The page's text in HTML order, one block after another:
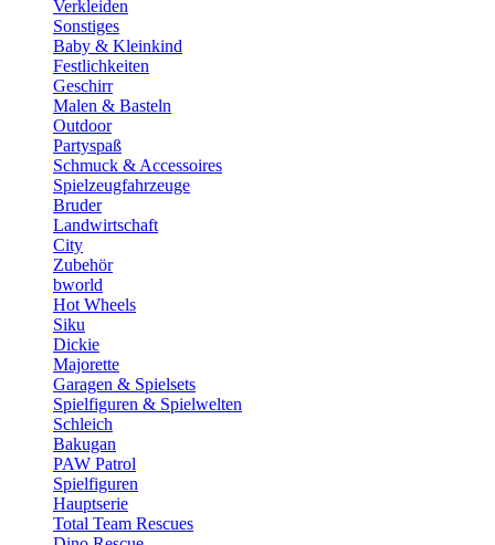
Verkleiden
Sonstiges
Baby & Kleinkind
Festlichkeiten
Geschirr
Malen & Basteln
Outdoor
Partyspaß
Schmuck & Accessoires
Spielzeugfahrzeuge
Bruder
Landwirtschaft
City
Zubehör
bworld
Hot Wheels
Siku
Dickie
Majorette
Garagen & Spielsets
Spielfiguren & Spielwelten
Schleich
Bakugan
PAW Patrol
Spielfiguren
Hauptserie
Total Team Rescues